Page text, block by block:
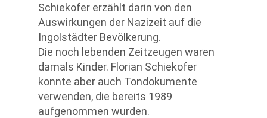
Schiekofer erzählt darin von den
Auswirkungen der Nazizeit auf die
Ingolstädter Bevölkerung.
Die noch lebenden Zeitzeugen waren
damals Kinder. Florian Schiekofer
konnte aber auch Tondokumente
verwenden, die bereits 1989
aufgenommen wurden.